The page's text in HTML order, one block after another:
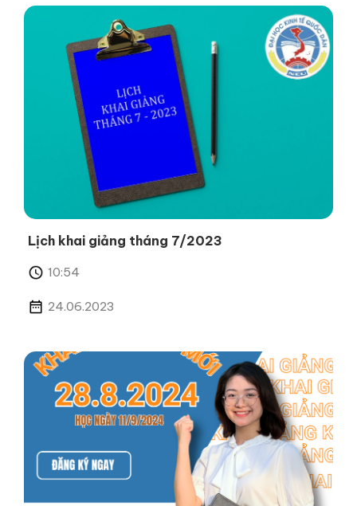
Lịch khai giảng tháng 7/2023
10:54
24.06.2023